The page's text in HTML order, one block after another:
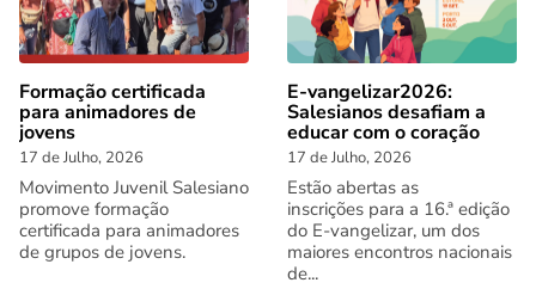
Formação certificada
para animadores de
jovens
17 de Julho, 2026
Movimento Juvenil Salesiano
promove formação
certificada para animadores
de grupos de jovens.
E-vangelizar2026:
Salesianos desafiam a
educar com o coração
17 de Julho, 2026
Estão abertas as
inscrições para a 16.ª edição
do E-vangelizar, um dos
maiores encontros nacionais
de...